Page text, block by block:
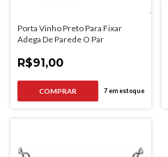
Porta Vinho Preto Para Fixar
Adega De Parede O Par
R$91,00
7em estoque